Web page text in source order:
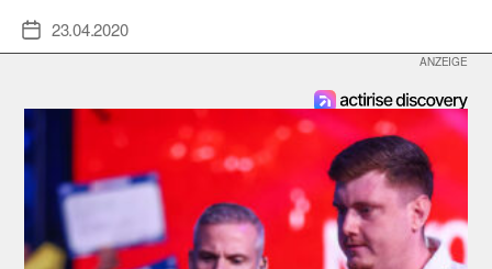
Veröffentlichungsdatum
23.04.2020